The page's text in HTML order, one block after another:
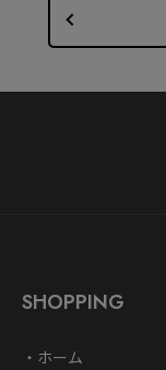
SHOPPING
ホーム